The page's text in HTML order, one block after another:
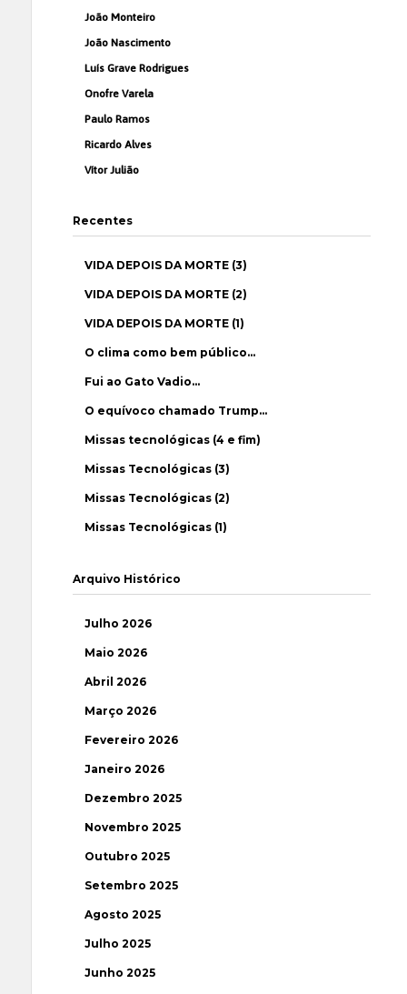
João Monteiro
João Nascimento
Luís Grave Rodrigues
Onofre Varela
Paulo Ramos
Ricardo Alves
Vítor Julião
Recentes
VIDA DEPOIS DA MORTE (3)
VIDA DEPOIS DA MORTE (2)
VIDA DEPOIS DA MORTE (1)
O clima como bem público…
Fui ao Gato Vadio…
O equívoco chamado Trump…
Missas tecnológicas (4 e fim)
Missas Tecnológicas (3)
Missas Tecnológicas (2)
Missas Tecnológicas (1)
Arquivo Histórico
Julho 2026
Maio 2026
Abril 2026
Março 2026
Fevereiro 2026
Janeiro 2026
Dezembro 2025
Novembro 2025
Outubro 2025
Setembro 2025
Agosto 2025
Julho 2025
Junho 2025